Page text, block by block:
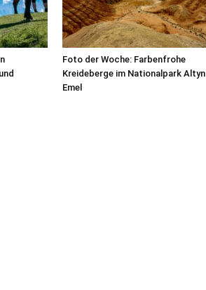
Foto der Woche: Farbenfrohe
Kreideberge im Nationalpark Altyn
Emel